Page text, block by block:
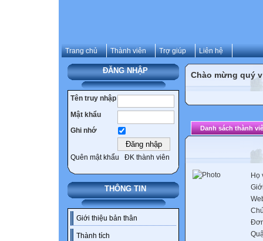
Trang chủ Thành viên Trợ giúp Liên hệ
ĐĂNG NHẬP
Tên truy nhập
Mật khẩu
Ghi nhớ
Quên mật khẩu ĐK thành viên
THÔNG TIN
Giới thiệu bản thân
Thành tích
Chào mừng quý
Danh sách thành
Họ